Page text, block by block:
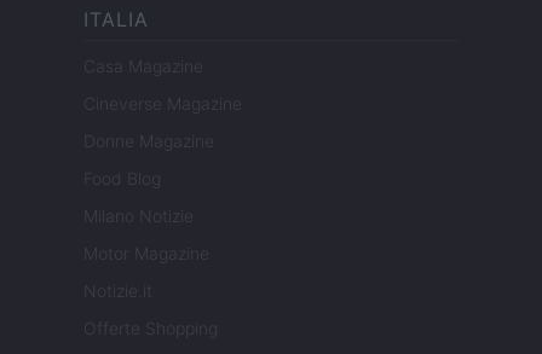
ITALIA
Casa Magazine
Cineverse Magazine
Donne Magazine
Food Blog
Milano Notizie
Motor Magazine
Notizie.it
Offerte Shopping